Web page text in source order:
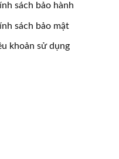
sách bảo hành
sách bảo mật
khoản sử dụng